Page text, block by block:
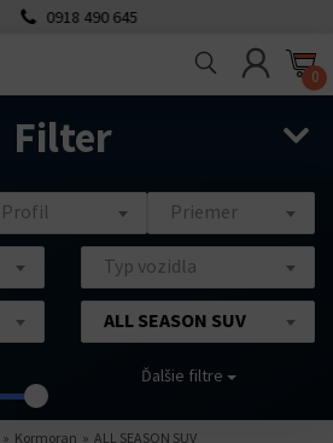
0918 490 645
0
Filter
Profil Priemer
Typ vozidla
ALL SEASON SUV
Ďalšie filtre
Kormoran ALL SEASON SUV